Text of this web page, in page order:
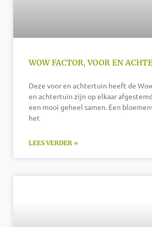
WOW FACTOR, VOOR EN
Deze voor en achtertuin heeft de
en achtertuin zijn op elkaar
een mooi geheel samen. Een
het
LEES VERDER »